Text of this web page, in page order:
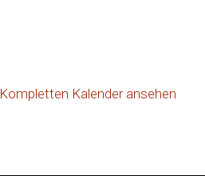
Kompletten Kalender ansehen